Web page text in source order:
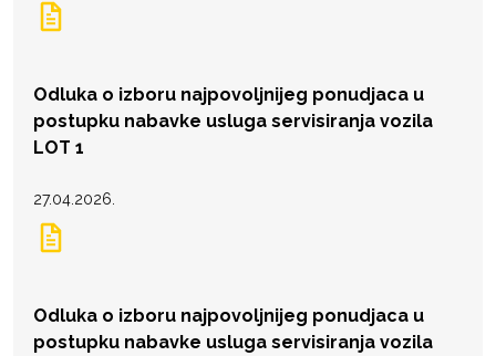
Odluka o izboru najpovoljnijeg ponudjaca u
postupku nabavke usluga servisiranja vozila
LOT 1
27.04.2026.
Odluka o izboru najpovoljnijeg ponudjaca u
postupku nabavke usluga servisiranja vozila